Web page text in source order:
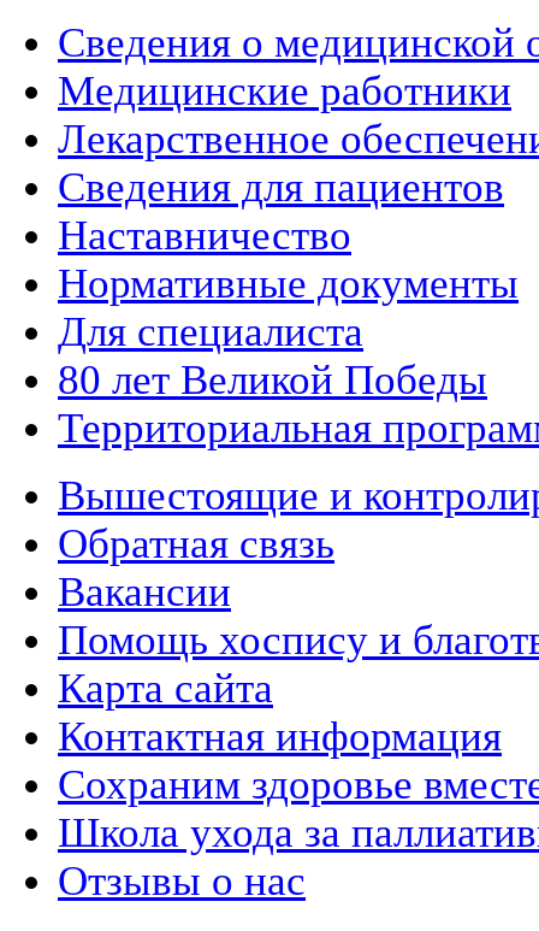
Сведения о медицинской
Медицинские работники
Лекарственное
Сведения для пациентов
Наставничество
Нормативные документы
Для специалиста
80 лет Великой Победы
Территориальная
Вышестоящие и
Обратная связь
Вакансии
Помощь хоспису и
Карта сайта
Контактная информация
Сохраним здоровье
Школа ухода за
Отзывы о нас